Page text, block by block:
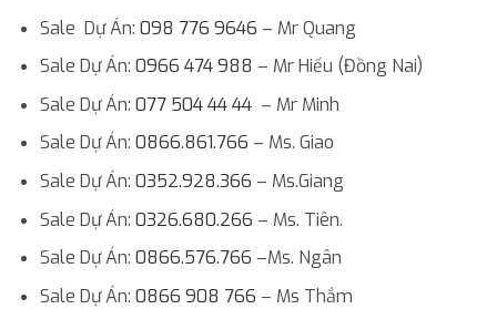
Sale Dự Án: 098 776 9646 – Mr Quang
Sale Dự Án: 0966 474 988 – Mr Hiếu (Đồng Nai)
Sale Dự Án: 077 504 44 44– Mr Minh
Sale Dự Án: 0866.861.766 – Ms. Giao
Sale Dự Án: 0352.928.366 – Ms.Giang
Sale Dự Án: 0326.680.266 – Ms. Tiên.
Sale Dự Án: 0866.576.766 –Ms. Ngân
Sale Dự Án: 0866 908 766 – Ms Thắm